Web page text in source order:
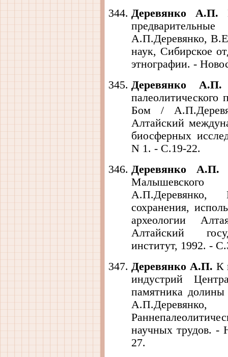
Деревянко А.П.
А.П.Деревянко,
наук, Сибирское
этнографии. -
Деревянко А.П.
палеолитического
Бом /
Алтайский
биосферных
N 1. - С.19-22.
Деревянко А.П.
сохранения,
археологии
Алтайский
институт, 1992. -
Деревянко А.П. К
индустрий
памятника
научных трудов. -
27.